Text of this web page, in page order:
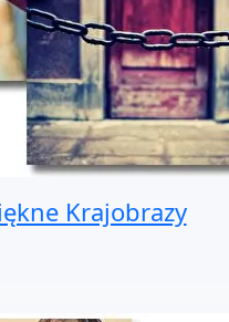
Krajobrazy